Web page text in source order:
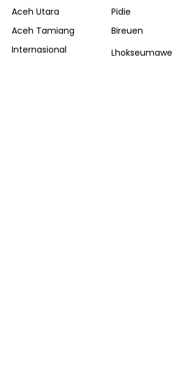
Aceh Utara
Pidie
Aceh Tamiang
Bireuen
Internasional
Lhokseumawe